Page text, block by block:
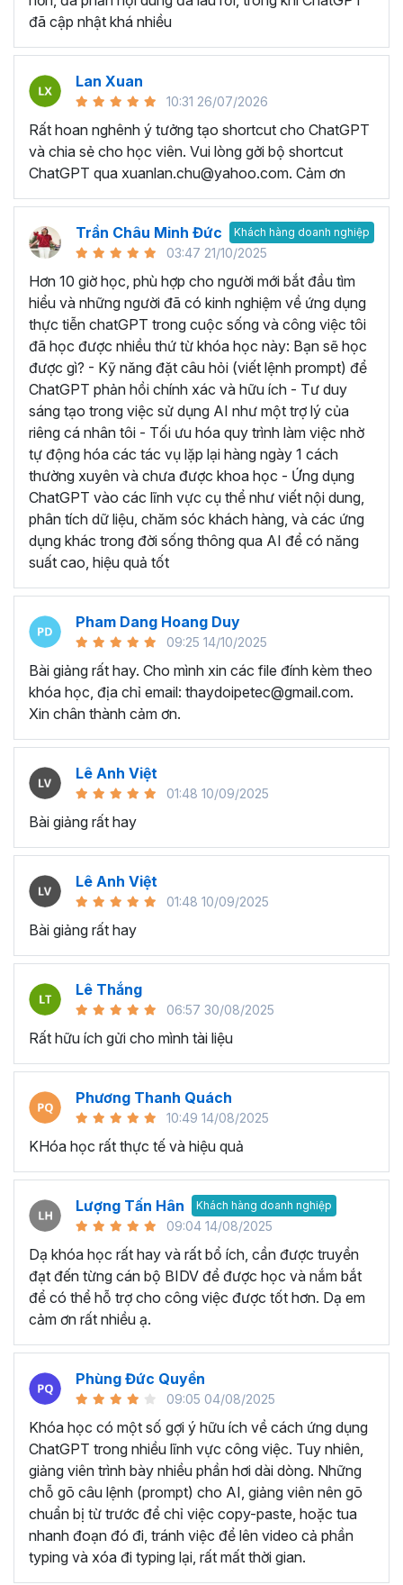
đã cập nhật khá nhiều
Lan Xuan
10:31 26/07/2026
Rất hoan nghênh ý tưởng tạo shortcut cho ChatGPT
và chia sẻ cho học viên. Vui lòng gởi bộ shortcut
ChatGPT qua xuanlan.chu@yahoo.com. Cảm ơn
Trần Châu Minh Đức Khách hàng doanh nghiệp
03:47 21/10/2025
Hơn 10 giờ học, phù hợp cho người mới bắt đầu tìm
hiểu và những người đã có kinh nghiệm về ứng dụng
thực tiễn chatGPT trong cuộc sống và công việc tôi
đã học được nhiều thứ từ khóa học này: Bạn sẽ học
được gì? - Kỹ năng đặt câu hỏi (viết lệnh prompt) để
ChatGPT phản hồi chính xác và hữu ích - Tư duy
sáng tạo trong việc sử dụng AI như một trợ lý của
riêng cá nhân tôi - Tối ưu hóa quy trình làm việc nhờ
tự động hóa các tác vụ lặp lại hàng ngày 1 cách
thường xuyên và chưa được khoa học - Ứng dụng
ChatGPT vào các lĩnh vực cụ thể như viết nội dung,
phân tích dữ liệu, chăm sóc khách hàng, và các ứng
dụng khác trong đời sống thông qua AI để có năng
suất cao, hiệu quả tốt
Pham Dang Hoang Duy
09:25 14/10/2025
Bài giảng rất hay. Cho mình xin các file đính kèm theo
khóa học, địa chỉ email: thaydoipetec@gmail.com.
Xin chân thành cảm ơn.
Lê Anh Việt
01:48 10/09/2025
Bài giảng rất hay
Lê Anh Việt
01:48 10/09/2025
Bài giảng rất hay
Lê Thắng
06:57 30/08/2025
Rất hữu ích gửi cho mình tài liệu
Phương Thanh Quách
10:49 14/08/2025
KHóa học rất thực tế và hiệu quả
Lượng Tấn Hân Khách hàng doanh nghiệp
09:04 14/08/2025
Dạ khóa học rất hay và rất bổ ích, cần được truyền
đạt đến từng cán bộ BIDV để được học và nắm bắt
để có thể hỗ trợ cho công việc được tốt hơn. Dạ em
cảm ơn rất nhiều ạ.
Phùng Đức Quyền
09:05 04/08/2025
Khóa học có một số gợi ý hữu ích về cách ứng dụng
ChatGPT trong nhiều lĩnh vực công việc. Tuy nhiên,
giảng viên trình bày nhiều phần hơi dài dòng. Những
chỗ gõ câu lệnh (prompt) cho AI, giảng viên nên gõ
chuẩn bị từ trước để chỉ việc copy-paste, hoặc tua
nhanh đoạn đó đi, tránh việc để lên video cả phần
typing và xóa đi typing lại, rất mất thời gian.